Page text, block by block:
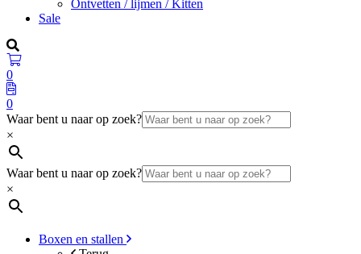
Ontvetten / lijmen / Kitten
Sale
0
0
Waar bent u naar op zoek?
×
Waar bent u naar op zoek?
×
Boxen en stallen